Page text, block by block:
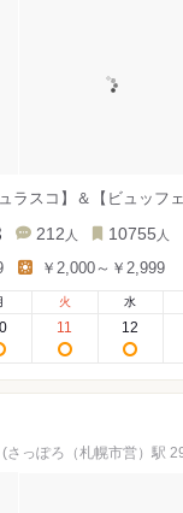
ラスコ】＆【ビュッフ
212 人 10755 人
￥2,000～￥2,999
火
11
水
12
(さっぽろ（札幌市営）駅